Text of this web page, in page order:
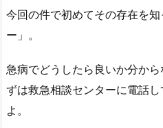
今回の件で初めてその存在を
ー」。
急病でどうしたら良いか分か
ずは救急相談センターに電話
よ。